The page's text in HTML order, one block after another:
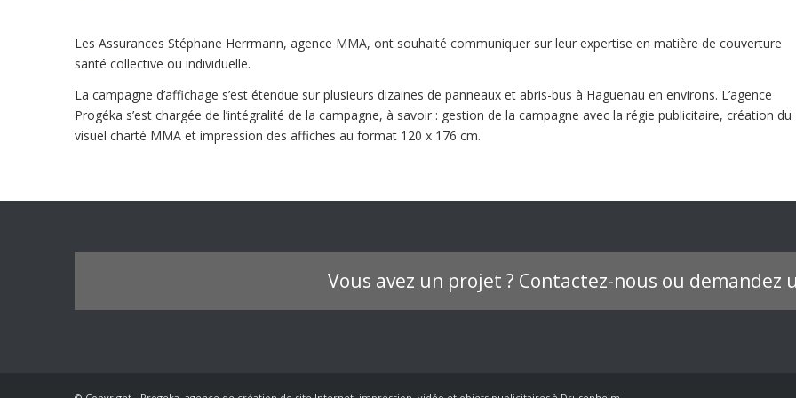
Les Assurances Stéphane Herrmann, agence MMA, ont souhaité communiquer sur leur expertise en matière de couverture
santé collective ou individuelle.
La campagne d’affichage s’est étendue sur plusieurs dizaines de panneaux et abris-bus à Haguenau en environs. L’agence
Progéka s’est chargée de l’intégralité de la campagne, à savoir : gestion de la campagne avec la régie publicitaire, création du
visuel charté MMA et impression des affiches au format 120 x 176 cm.
Vous avez un projet ? Contactez-nous ou demandez